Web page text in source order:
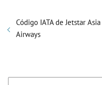
Código IATA de Jetstar Asia
Airways